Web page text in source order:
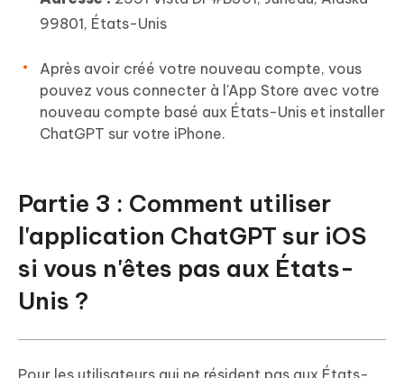
99801, États-Unis
Après avoir créé votre nouveau compte, vous
pouvez vous connecter à l'App Store avec votre
nouveau compte basé aux États-Unis et installer
ChatGPT sur votre iPhone.
Partie 3 : Comment utiliser
l'application ChatGPT sur iOS
si vous n'êtes pas aux États-
Unis ?